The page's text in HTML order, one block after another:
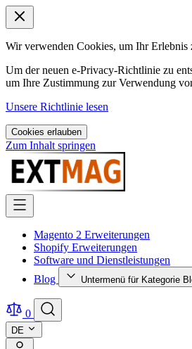
Wir verwenden Cookies, um Ihr Erlebnis
Um der neuen e-Privacy-Richtlinie zu
um Ihre Zustimmung zur Verwendung
Unsere Richtlinie lesen
Cookies erlauben
Zum Inhalt springen
Magento 2 Erweiterungen
Shopify Erweiterungen
Software und Dienstleistungen
Blog
Untermenü für Kategorie
0
DE